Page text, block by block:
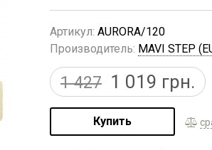
Артикул: AURORA/120
Производитель: MAVI STEP
1 427 1 019 грн.
Купить